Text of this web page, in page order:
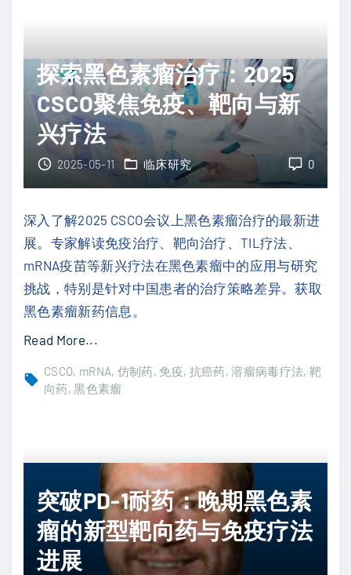
疗
效
"
抗
联
合
R
P
1
治
性
黑
色
素
瘤
治
望
，
突
破
探索黑色素瘤治疗：2025
CSCO聚焦免疫、靶向与新
兴疗法
0
2025-05-11 临床研究
深入了解2025 CSCO会议上黑色素瘤治疗的最新进
展。专家解读免疫治疗、靶向治疗、TIL疗法、
mRNA疫苗等新兴疗法在黑色素瘤中的应用与研究
挑战，特别是针对中国患者的治疗策略差异。获取
黑色素瘤新药信息。
Read More..."
索
瘤
治
疗
：
CSCO mRNA 仿制药 免疫 抗癌药 溶瘤病毒疗法 靶
向药 黑色素瘤
突破PD-1耐药：晚期黑色素
瘤的新型靶向药与免疫疗法
进展